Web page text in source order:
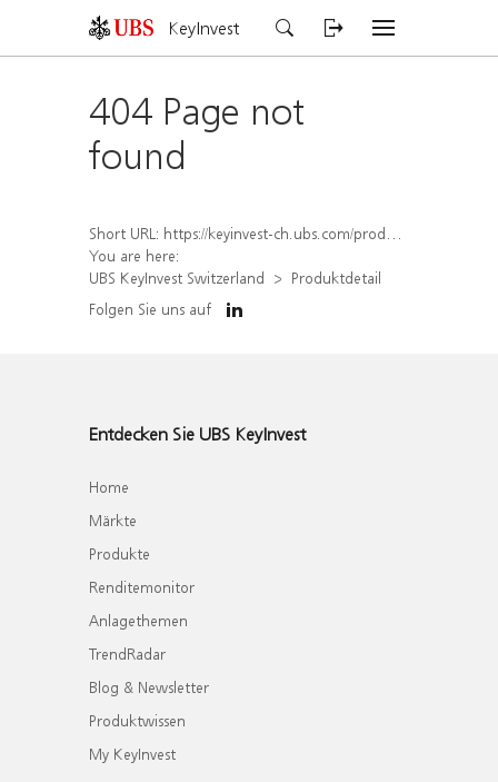
KeyInvest
404 Page not
found
Short URL: https://keyinvest-ch.ubs.com/produkt/detail/index/isin/CH1570517453
You are here:
UBS KeyInvest Switzerland
Produktdetail
Folgen Sie uns auf
Entdecken Sie UBS KeyInvest
Home
Märkte
Produkte
Renditemonitor
Anlagethemen
TrendRadar
Blog & Newsletter
Produktwissen
My KeyInvest